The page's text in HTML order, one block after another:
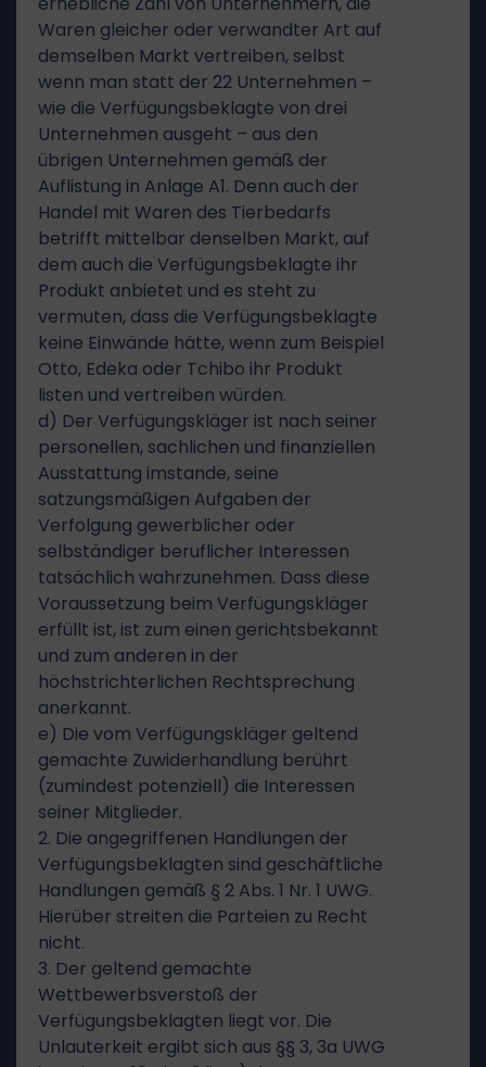
Waren gleicher oder verwandter Art auf
demselben Markt vertreiben, selbst
wenn man statt der 22 Unternehmen –
wie die Verfügungsbeklagte von drei
Unternehmen ausgeht – aus den
übrigen Unternehmen gemäß der
Auflistung in Anlage A1. Denn auch der
Handel mit Waren des Tierbedarfs
betrifft mittelbar denselben Markt, auf
dem auch die Verfügungsbeklagte ihr
Produkt anbietet und es steht zu
vermuten, dass die Verfügungsbeklagte
keine Einwände hätte, wenn zum Beispiel
Otto, Edeka oder Tchibo ihr Produkt
listen und vertreiben würden.
d) Der Verfügungskläger ist nach seiner
personellen, sachlichen und finanziellen
Ausstattung imstande, seine
satzungsmäßigen Aufgaben der
Verfolgung gewerblicher oder
selbständiger beruflicher Interessen
tatsächlich wahrzunehmen. Dass diese
Voraussetzung beim Verfügungskläger
erfüllt ist, ist zum einen gerichtsbekannt
und zum anderen in der
höchstrichterlichen Rechtsprechung
anerkannt.
e) Die vom Verfügungskläger geltend
gemachte Zuwiderhandlung berührt
(zumindest potenziell) die Interessen
seiner Mitglieder.
2. Die angegriffenen Handlungen der
Verfügungsbeklagten sind geschäftliche
Handlungen gemäß § 2 Abs. 1 Nr. 1 UWG.
Hierüber streiten die Parteien zu Recht
nicht.
3. Der geltend gemachte
Wettbewerbsverstoß der
Verfügungsbeklagten liegt vor. Die
Unlauterkeit ergibt sich aus §§ 3, 3a UWG